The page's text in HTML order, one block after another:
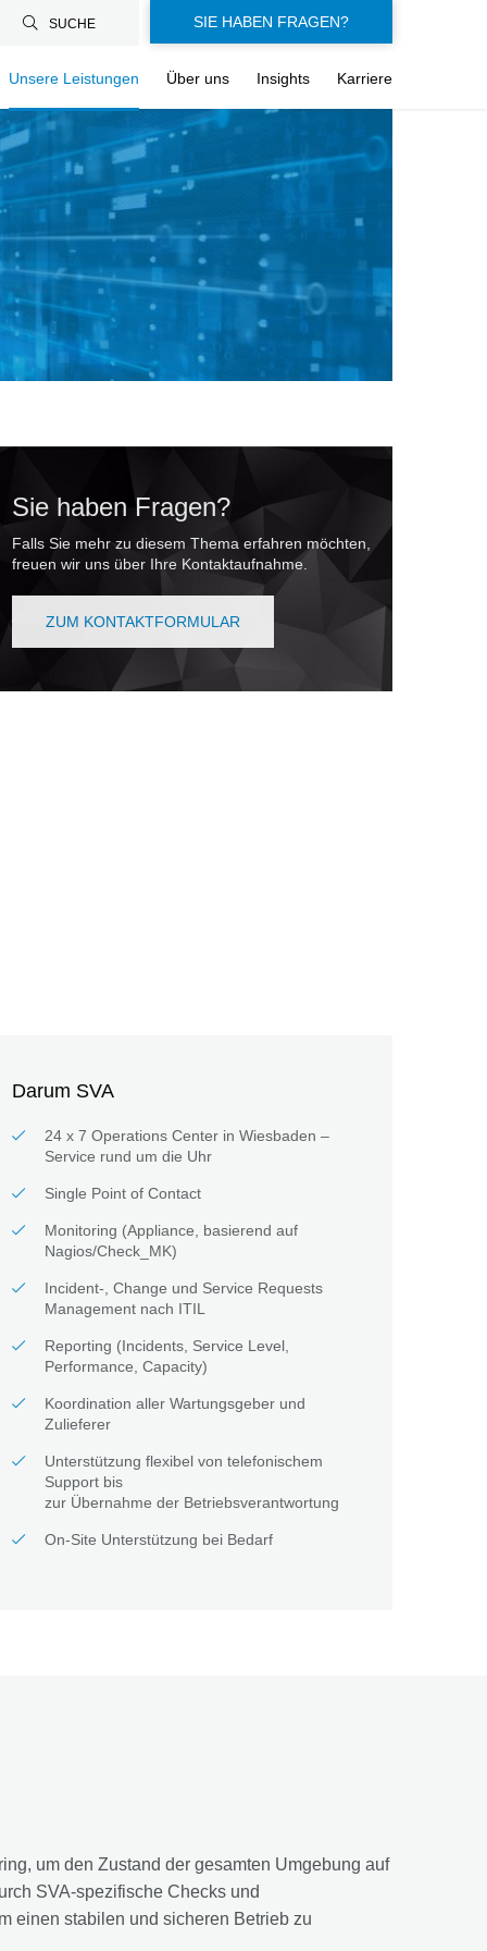
SUCHE SIE HABEN FRAGEN?
Unsere Leistungen Über uns Insights Karriere
Sie haben Fragen?
Falls Sie mehr zu diesem Thema erfahren möchten,
freuen wir uns über Ihre Kontaktaufnahme.
ZUM KONTAKTFORMULAR
Darum SVA
24 x 7 Operations Center in Wiesbaden –
Service rund um die Uhr
Single Point of Contact
Monitoring (Appliance, basierend auf
Nagios/Check_MK)
Incident-, Change und Service Requests
Management nach ITIL
Reporting (Incidents, Service Level,
Performance, Capacity)
Koordination aller Wartungsgeber und
Zulieferer
Unterstützung flexibel von telefonischem
Support bis
zur Übernahme der Betriebsverantwortung
On-Site Unterstützung bei Bedarf
um den Zustand der gesamten Umgebung auf
SVA-spezifische Checks und
einen stabilen und sicheren Betrieb zu